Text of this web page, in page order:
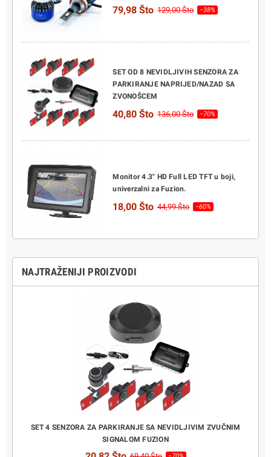
79,98 Što 129,00 Što −38%
SET OD 8 NEVIDLJIVIH SENZORA ZA
PARKIRANJE NAPRIJED/NAZAD SA
ZVONOŠCEM
40,80 Što 136,00 Što −70%
Monitor 4.3" HD Full LED TFT u boji,
univerzalni za Fuzion.
18,00 Što 44,99 Što −60%
NAJTRAŽENIJI PROIZVODI
SET 4 SENZORA ZA PARKIRANJE SA NEVIDLJIVIM ZVUČNIM
SIGNALOM FUZION